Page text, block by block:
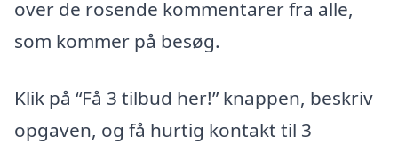
over de rosende kommentarer fra alle,
som kommer på besøg.
Klik på “Få 3 tilbud her!” knappen, beskriv
opgaven, og få hurtig kontakt til 3